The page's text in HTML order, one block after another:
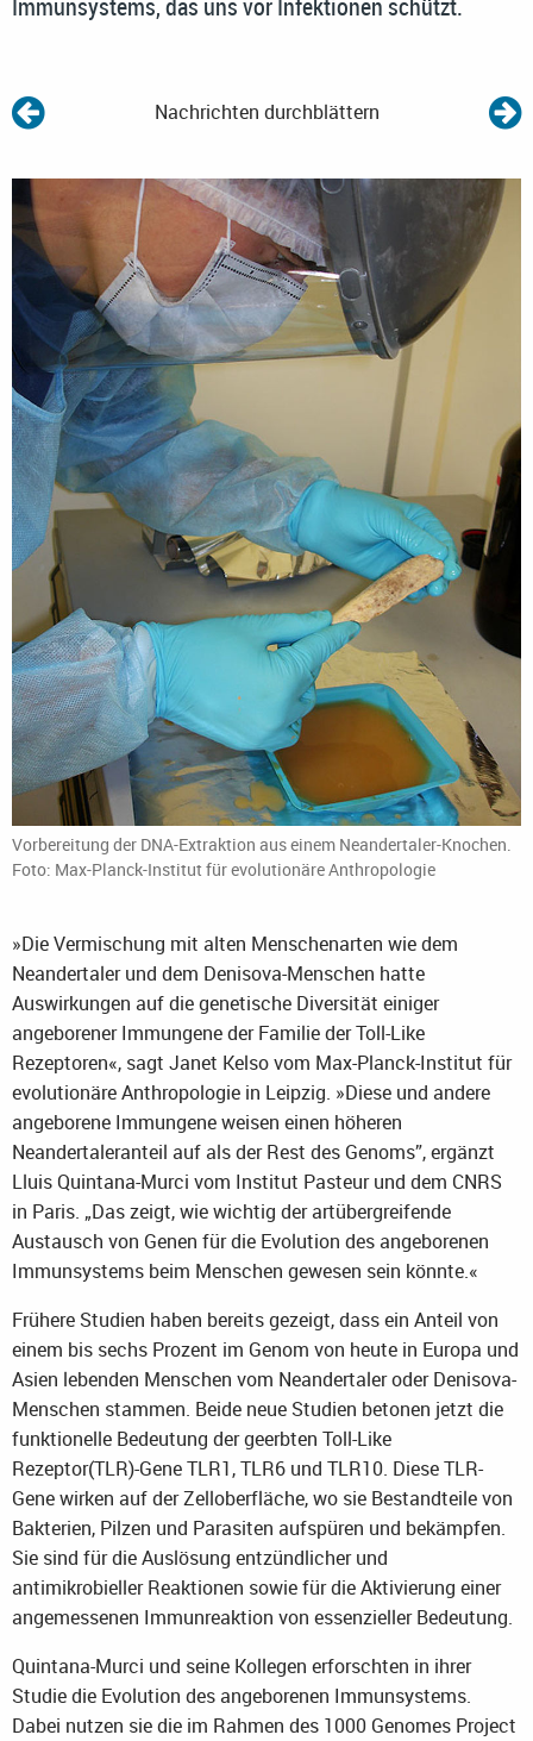
Immunsystems, das uns vor Infektionen schützt.
Nachrichten durchblättern
Vorbereitung der DNA-Extraktion aus einem Neandertaler-Knochen.
Foto: Max-Planck-Institut für evolutionäre Anthropologie
»Die Vermischung mit alten Menschenarten wie dem
Neandertaler und dem Denisova-Menschen hatte
Auswirkungen auf die genetische Diversität einiger
angeborener Immungene der Familie der Toll-Like
Rezeptoren«, sagt Janet Kelso vom Max-Planck-Institut für
evolutionäre Anthropologie in Leipzig. »Diese und andere
angeborene Immungene weisen einen höheren
Neandertaleranteil auf als der Rest des Genoms”, ergänzt
Lluis Quintana-Murci vom Institut Pasteur und dem CNRS
in Paris. „Das zeigt, wie wichtig der artübergreifende
Austausch von Genen für die Evolution des angeborenen
Immunsystems beim Menschen gewesen sein könnte.«
Frühere Studien haben bereits gezeigt, dass ein Anteil von
einem bis sechs Prozent im Genom von heute in Europa und
Asien lebenden Menschen vom Neandertaler oder Denisova-
Menschen stammen. Beide neue Studien betonen jetzt die
funktionelle Bedeutung der geerbten Toll-Like
Rezeptor(TLR)-Gene TLR1, TLR6 und TLR10. Diese TLR-
Gene wirken auf der Zelloberfläche, wo sie Bestandteile von
Bakterien, Pilzen und Parasiten aufspüren und bekämpfen.
Sie sind für die Auslösung entzündlicher und
antimikrobieller Reaktionen sowie für die Aktivierung einer
angemessenen Immunreaktion von essenzieller Bedeutung.
Quintana-Murci und seine Kollegen erforschten in ihrer
Studie die Evolution des angeborenen Immunsystems.
Dabei nutzen sie die im Rahmen des 1000 Genomes Project